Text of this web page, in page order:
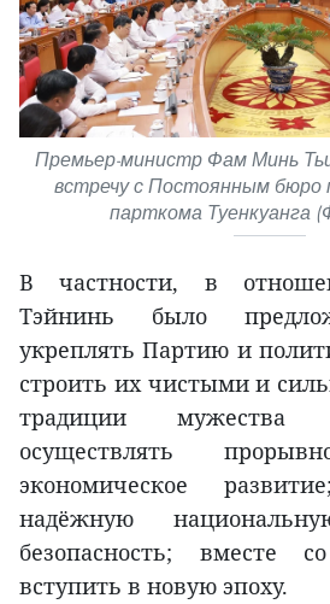
Премьер-министр Фам Минь
встречу с Постоянным бюро
парткома Туенкуанга
В частности, в
Тэйнинь было
укреплять Партию и
строить их чистыми и
традиции мужества
осуществлять
экономическое
надёжную
безопасность; вместе
вступить в новую эпоху.